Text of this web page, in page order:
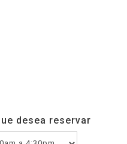
desea reservar